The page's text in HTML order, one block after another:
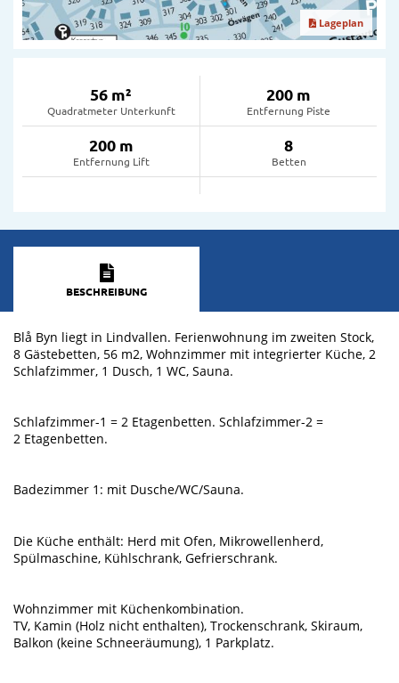
Lageplan
56 m²
Quadratmeter Unterkunft
200 m
Entfernung Piste
200 m
Entfernung Lift
8
Betten
BESCHREIBUNG
Blå Byn liegt in Lindvallen. Ferienwohnung im zweiten Stock,
8 Gästebetten, 56 m2, Wohnzimmer mit integrierter Küche, 2
Schlafzimmer, 1 Dusch, 1 WC, Sauna.
Schlafzimmer-1 = 2 Etagenbetten. Schlafzimmer-2 =
2 Etagenbetten.
Badezimmer 1: mit Dusche/WC/Sauna.
Die Küche enthält: Herd mit Ofen, Mikrowellenherd,
Spülmaschine, Kühlschrank, Gefrierschrank.
Wohnzimmer mit Küchenkombination.
TV, Kamin (Holz nicht enthalten), Trockenschrank, Skiraum,
Balkon (keine Schneeräumung), 1 Parkplatz.